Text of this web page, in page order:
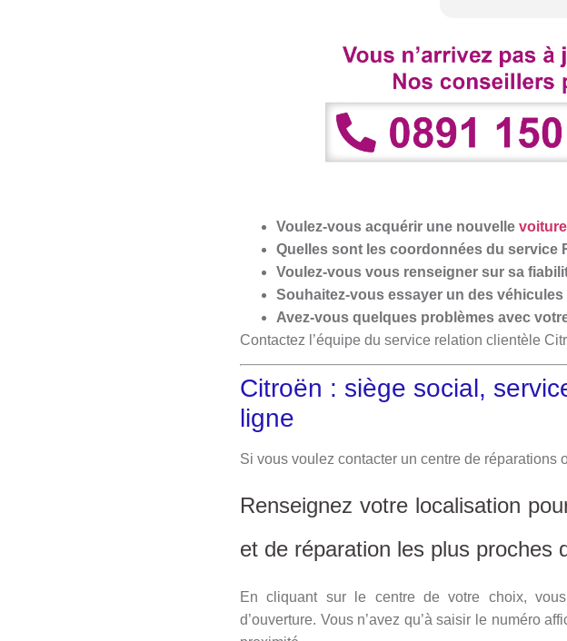
Voulez-vous acquérir une nouvelle voiture
Quelles sont les coordonnées du service
Voulez-vous vous renseigner sur sa
Souhaitez-vous essayer un des véhicules
Avez-vous quelques problèmes avec
Contactez l’équipe du service relation clientèle
Citroën : siège social,
ligne
Si vous voulez contacter un centre de réparations
Renseignez votre localisation
et de réparation les plus proches
En cliquant sur le centre de votre choix,
d’ouverture. Vous n’avez qu’à saisir le numéro